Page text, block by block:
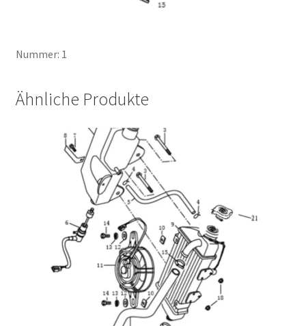
Nummer: 1
Ähnliche Produkte